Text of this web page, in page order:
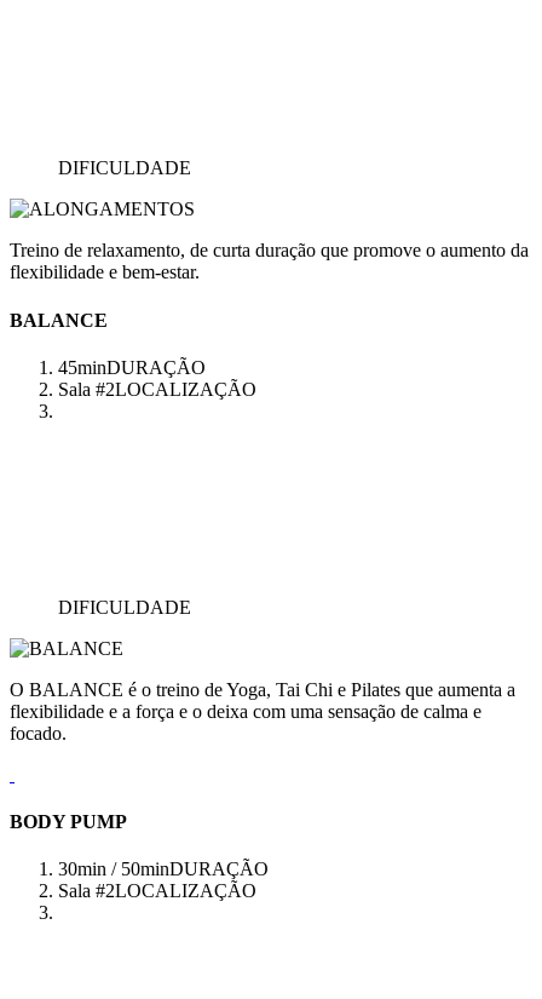
DIFICULDADE
Treino de relaxamento, de curta duração que promove o aumento da
flexibilidade e bem-estar.
BALANCE
45minDURAÇÃO
Sala #2LOCALIZAÇÃO
DIFICULDADE
O BALANCE é o treino de Yoga, Tai Chi e Pilates que aumenta a
flexibilidade e a força e o deixa com uma sensação de calma e
focado.
BODY PUMP
30min / 50minDURAÇÃO
Sala #2LOCALIZAÇÃO